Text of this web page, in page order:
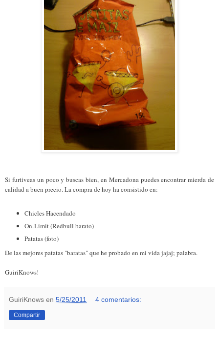
Si furtiveas un poco y buscas bien, en Mercadona puedes encontrar mierda de
calidad a buen precio. La compra de hoy ha consistido en:
Chicles Hacendado
On-Limit (Redbull barato)
Patatas (foto)
De las mejores patatas "baratas" que he probado en mi vida jajaj; palabra.
GuiriKnows!
GuiriKnows en 5/25/2011 4 comentarios:
Compartir